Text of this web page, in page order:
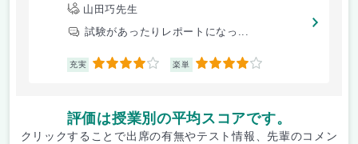
山田巧先生
試験があったりレポートになっ...
充実 4 楽単 4
評価は授業別の平均スコアです。
クリックすることで出席の有無やテスト情報、先輩のコメン